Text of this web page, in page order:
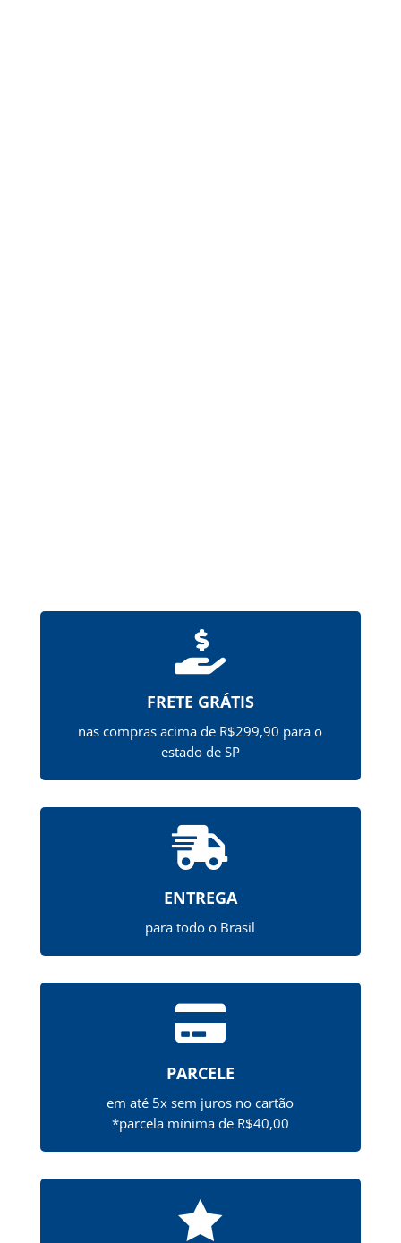

FRETE GRÁTIS
nas compras acima de R$299,90 para o
estado de SP

ENTREGA
para todo o Brasil

PARCELE
em até 5x sem juros no cartão
*parcela mínima de R$40,00
